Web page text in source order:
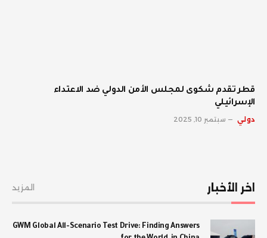
قطر تقدم شكوى لمجلس الأمن الدولي ضد الاعتداء
الإسرائيلي
دولي سبتمبر 10, 2025
اخر الأخبار المزيد
GWM Global All-Scenario Test Drive: Finding Answers